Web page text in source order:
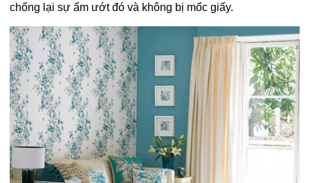
chống lại sự ẩm ướt đó và không bị mốc giấy.